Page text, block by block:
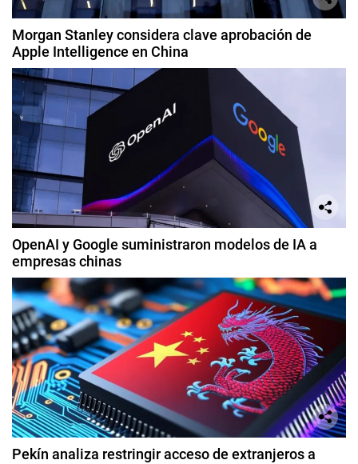
Morgan Stanley considera clave aprobación de
Apple Intelligence en China
OpenAI y Google suministraron modelos de IA a
empresas chinas
Pekín analiza restringir acceso de extranjeros a